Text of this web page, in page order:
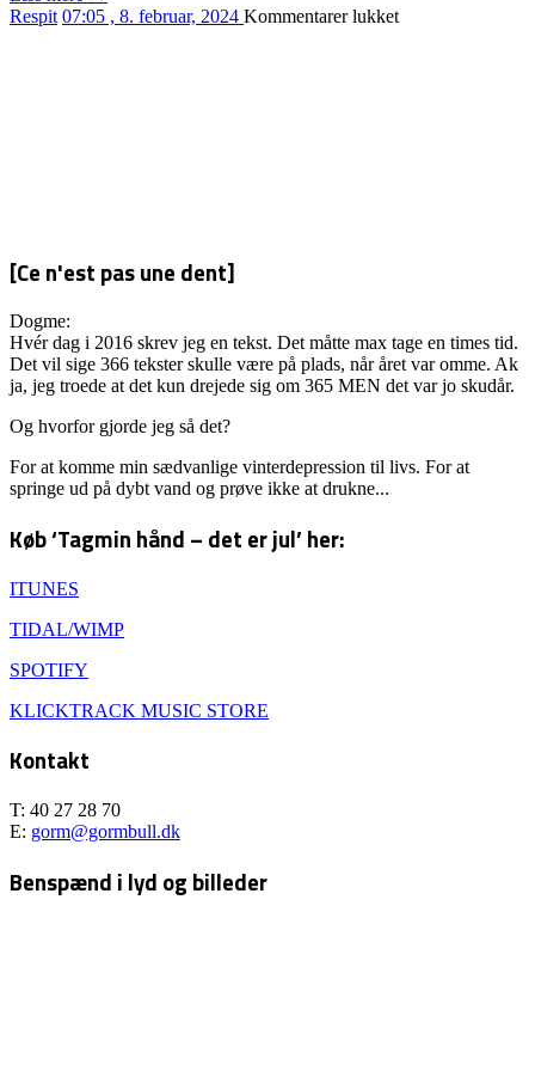
Respit 07:05 , 8. februar, 2024 Kommentarer lukkettil
[Ce n'est pas une dent]
Dogme:
Hvér dag i 2016 skrev jeg en tekst. Det måtte max tage en times tid.
Det vil sige 366 tekster skulle være på plads, når året var omme. Ak
ja, jeg troede at det kun drejede sig om 365 MEN det var jo skudår.
Og hvorfor gjorde jeg så det?
For at komme min sædvanlige vinterdepression til livs. For at
springe ud på dybt vand og prøve ikke at drukne...
Køb ‘Tagmin hånd – det er jul’ her:
ITUNES
TIDAL/WIMP
SPOTIFY
KLICKTRACK MUSIC STORE
Kontakt
T: 40 27 28 70
E: gorm@gormbull.dk
Benspænd i lyd og billeder